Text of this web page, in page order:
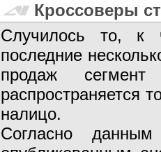
Кроссоверы
Случилось то, к
последние
продаж
распространяется
налицо.
Согласно